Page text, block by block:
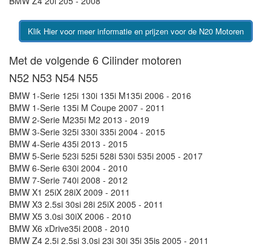
Klik Hier voor meer informatie en prijzen voor de N20 Motoren
Met de volgende 6 Cilinder motoren
N52 N53 N54 N55
BMW 1-Serie 125i 130i 135i M135i 2006 - 2016
BMW 1-Serie 135i M Coupe 2007 - 2011
BMW 2-Serie M235i M2 2013 - 2019
BMW 3-Serie 325i 330i 335i 2004 - 2015
BMW 4-Serie 435i 2013 - 2015
BMW 5-Serie 523i 525i 528i 530i 535i 2005 - 2017
BMW 6-Serie 630i 2004 - 2010
BMW 7-Serie 740i 2008 - 2012
BMW X1 25iX 28iX 2009 - 2011
BMW X3 2.5si 30si 28i 25iX 2005 - 2011
BMW X5 3.0si 30iX 2006 - 2010
BMW X6 xDrive35i 2008 - 2010
BMW Z4 2.5i 2.5si 3.0si 23i 30i 35i 35is 2005 - 2011